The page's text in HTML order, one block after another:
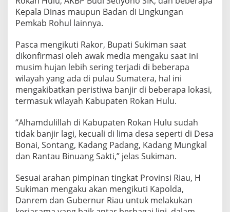
s
p
Kepala Dinas maupun Badan di Lingkungan
Pemkab Rohul lainnya.
Pasca mengikuti Rakor, Bupati Sukiman saat
dikonfirmasi oleh awak media mengaku saat ini
musim hujan lebih sering terjadi di beberapa
wilayah yang ada di pulau Sumatera, hal ini
mengakibatkan peristiwa banjir di beberapa lokasi,
termasuk wilayah Kabupaten Rokan Hulu.
“Alhamdulillah di Kabupaten Rokan Hulu sudah
tidak banjir lagi, kecuali di lima desa seperti di Desa
Bonai, Sontang, Kadang Padang, Kadang Mungkal
dan Rantau Binuang Sakti,” jelas Sukiman.
Sesuai arahan pimpinan tingkat Provinsi Riau, H
Sukiman mengaku akan mengikuti Kapolda,
Danrem dan Gubernur Riau untuk melakukan